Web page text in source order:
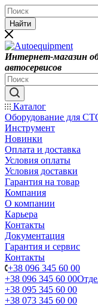
Найти
Интернет-магазин
автосервисов
Каталог
Оборудование для
Инструмент
Новинки
Оплата и доставка
Условия оплаты
Условия доставки
Гарантия на товар
Компания
О компании
Карьера
Контакты
Документация
Гарантия и сервис
Контакты
+38 096 345 60 00
+38 096 345 60 00
+38 095 345 60 00
+38 073 345 60 00